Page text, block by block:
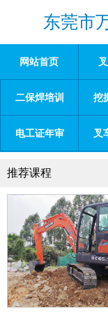
东莞市
网站首页
二保焊培训 挖
电工证年审 叉
推荐课程